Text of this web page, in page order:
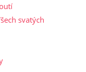
svatých